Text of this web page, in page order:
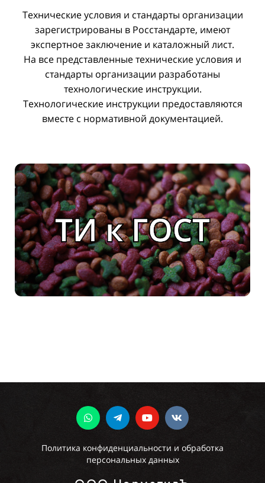
Технические условия и стандарты организации
зарегистрированы в Росстандарте, имеют
экспертное заключение и каталожный лист.
На все представленные технические условия и
стандарты организации разработаны
технологические инструкции.
Технологические инструкции предоставляются
вместе с нормативной документацией.
Политика конфиденциальности и обработка
персональных данных